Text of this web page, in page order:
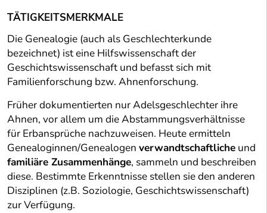
TÄTIGKEITSMERKMALE
Die Genealogie (auch als Geschlechterkunde
bezeichnet) ist eine Hilfswissenschaft der
Geschichtswissenschaft und befasst sich mit
Familienforschung bzw. Ahnenforschung.
Früher dokumentierten nur Adelsgeschlechter ihre
Ahnen, vor allem um die Abstammungsverhältnisse
für Erbansprüche nachzuweisen. Heute ermitteln
Genealoginnen/Genealogen verwandtschaftliche und
familiäre Zusammenhänge, sammeln und beschreiben
diese. Bestimmte Erkenntnisse stellen sie den anderen
Disziplinen (z.B. Soziologie, Geschichtswissenschaft)
zur Verfügung.